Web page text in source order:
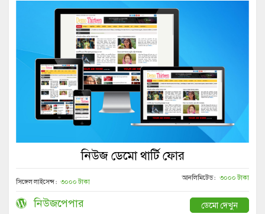
নিউজ ডেমো থার্টি ফোর
সিঙ্গেল লাইসেন্স : ৩০০০ টাকা আনলিমিটেড : ৩০০০ টাকা
নিউজপেপার ডেমো দেখুন